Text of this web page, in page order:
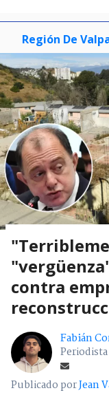
Región De
contra
Fabián
Publicado porJean